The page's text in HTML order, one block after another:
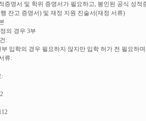
증명서 및 학위 증명서가 필요하고, 봉인된 공식 성적
잔고 증명서) 및 재정 지원 진술서(재정 서류)
의 경우 3부
:
입학의 경우 필요하지 않지만 입학 허가 전 필요하
류:
: